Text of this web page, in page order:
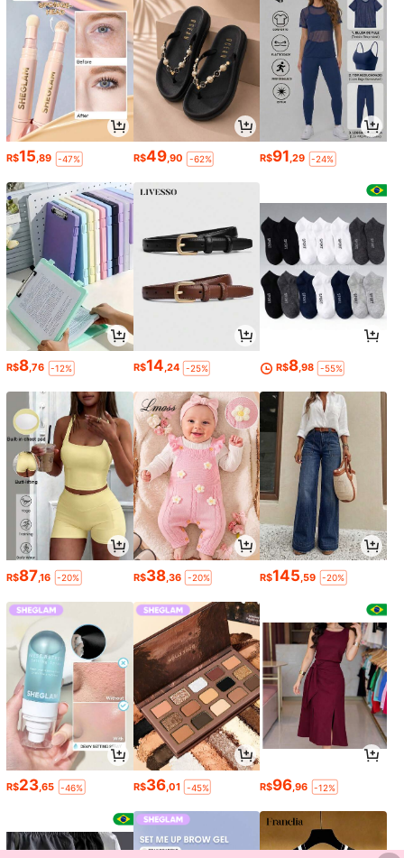
R$15,89 -47% R$49,90 -62% R$91,29 -24%
R$8,76 -12% R$14,24 -25% R$8,98 -55%
R$87,16 -20% R$38,36 -20% R$145 ,59 -20%
R$23 ,65 -46% R$36,01 -45% R$96 ,96 -12%